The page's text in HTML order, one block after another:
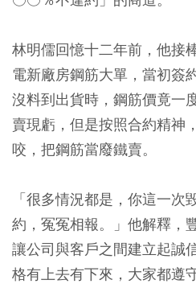
林明儒回憶十二年前，他接
電新廠房鋼筋大單，當初簽
沒料到出貨時，鋼筋價竟一
賣現虧，但是按照合約精神
咬，把鋼筋當廢鐵賣。
「很多情況都是，你這一
約，冤冤相報。」他解釋，
讓公司與客戶之間建立起誠
格有上去有下來，大家都遵